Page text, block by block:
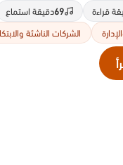
قراءة 69دقيقة استماع
الشركات الناشئة